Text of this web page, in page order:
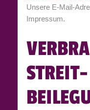
Unsere E-Mail-
Impressum.
STREIT­